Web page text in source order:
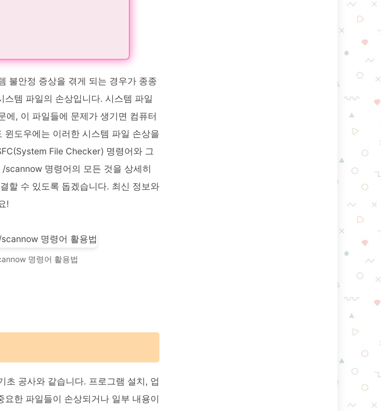
불안정 증상을 겪게 되는 경우가 종종
템 파일의 손상입니다. 시스템 파일
에, 이 파일들에 문제가 생기면 컴퓨터
도우에는 이러한 시스템 파일 손상을
File Checker) 명령어와 그
명령어의 모든 것을 상세히
할 수 있도록 돕겠습니다. 최신 정보와
!
명령어 활용법
초 공사와 같습니다. 프로그램 설치, 업
한 파일들이 손상되거나 일부 내용이